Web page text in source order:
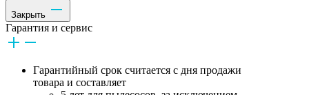
Закрыть
Гарантия и сервис
Гарантийный срок считается с дня продажи
товара и составляет